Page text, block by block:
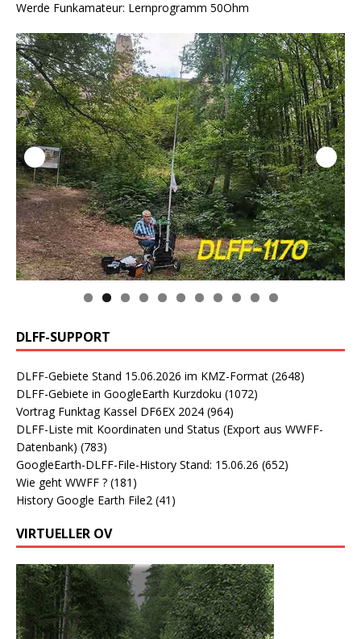
Werde Funkamateur: Lernprogramm 50Ohm
0 1
DLFF-SUPPORT
DLFF-Gebiete Stand 15.06.2026 im KMZ-Format (2648)
DLFF-Gebiete in GoogleEarth Kurzdoku (1072)
Vortrag Funktag Kassel DF6EX 2024 (964)
DLFF-Liste mit Koordinaten und Status (Export aus WWFF-
Datenbank) (783)
GoogleEarth-DLFF-File-History Stand: 15.06.26 (652)
Wie geht WWFF ? (181)
History Google Earth File2 (41)
VIRTUELLER OV